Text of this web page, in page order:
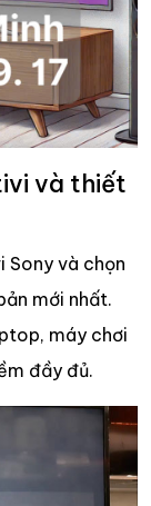
và thiết
Sony và chọn
mới nhất.
máy chơi
đầy đủ.